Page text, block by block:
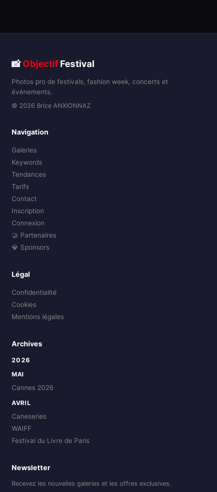
📸Objectif Festival
Photos pro de festivals, fashion week, concerts et
événements.
© 2026 Brice ANXIONNAZ
Navigation
Galeries
Keywords
Tendances
Tarifs
Contact
Inscription
Connexion
🤝 Partenaires
💎 Sponsors
Légal
Confidentialité
Cookies
Mentions légales
Archives
2026
MAI
Cannes 2026
AVRIL
Caneseries
WAIFF
Festival du Livre de Paris
Newsletter
Recevez les nouvelles galeries et les offres exclusives.